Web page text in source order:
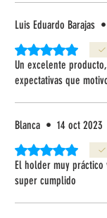
Luis Eduardo Barajas •
Obtuvo 5 de 5
Un excelente
expectativas que
Blanca • 14 oct 2023
Obtuvo 5 de 5
El holder muy
super cumplido